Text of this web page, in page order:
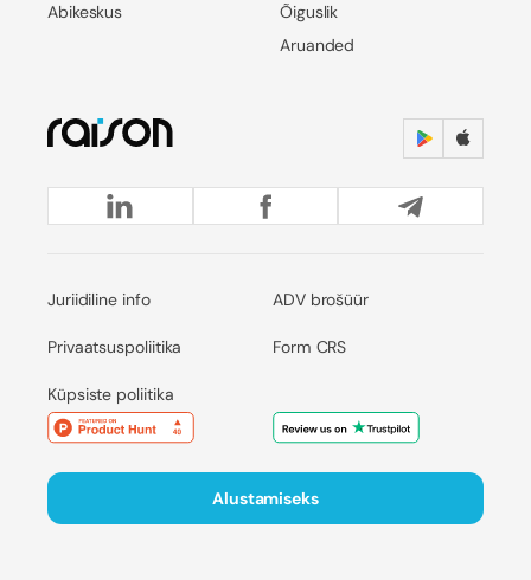
Abikeskus
Õiguslik
Aruanded
Juriidiline info
Privaatsuspoliitika
Küpsiste poliitika
ADV brošüür
Form CRS
Alustamiseks